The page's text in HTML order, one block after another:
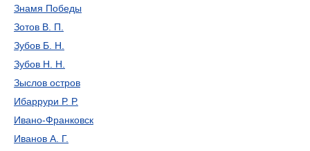
Знамя Победы
Зотов В. П.
Зубов Б. Н.
Зубов Н. Н.
Зыслов остров
Ибаррури Р. Р.
Ивано-Франковск
Иванов А. Г.